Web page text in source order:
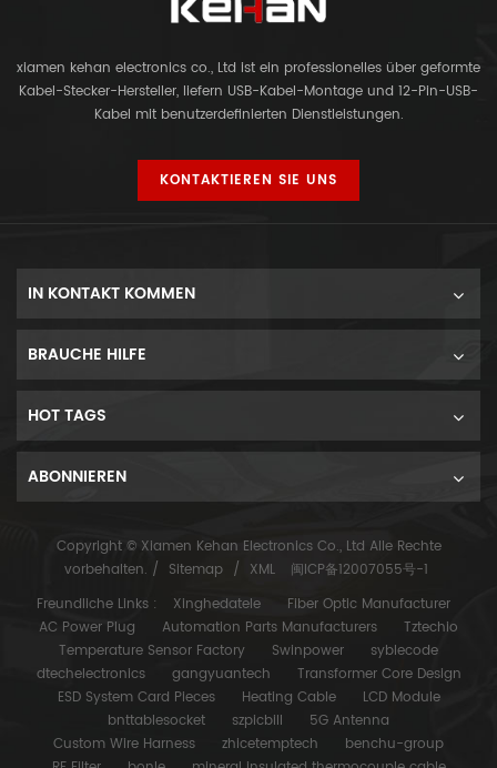
xiamen kehan electronics co., Ltd ist ein professionelles über geformte
Kabel-Stecker-Hersteller, liefern USB-Kabel-Montage und 12-Pin-USB-
Kabel mit benutzerdefinierten Dienstleistungen.
KONTAKTIEREN SIE UNS
IN KONTAKT KOMMEN
BRAUCHE HILFE
HOT TAGS
ABONNIEREN
Copyright © Xiamen Kehan Electronics Co., Ltd Alle Rechte
vorbehalten. / Sitemap / XML
闽ICP备12007055号-1
Freundliche Links :
Xinghedatele
Fiber Optic Manufacturer
AC Power Plug
Automation Parts Manufacturers
Tztechio
Temperature Sensor Factory
Swinpower
syblecode
dtechelectronics
gangyuantech
Transformer Core Design
ESD System Card Pieces
Heating Cable
LCD Module
bnttablesocket
szpicbill
5G Antenna
Custom Wire Harness
zhicetemptech
benchu-group